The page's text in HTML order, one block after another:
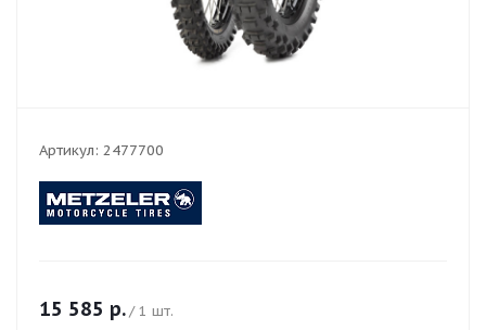
Артикул: 2477700
15 585 р./ 1 шт.